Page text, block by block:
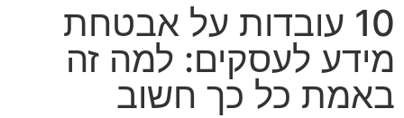
10 עובדות על אבטחת
מידע לעסקים: למה זה
באמת כל כך חשוב